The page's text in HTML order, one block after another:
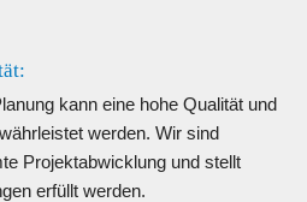
kann eine hohe Qualität und
werden. Wir sind
Projektabwicklung und stellt
erfüllt werden.